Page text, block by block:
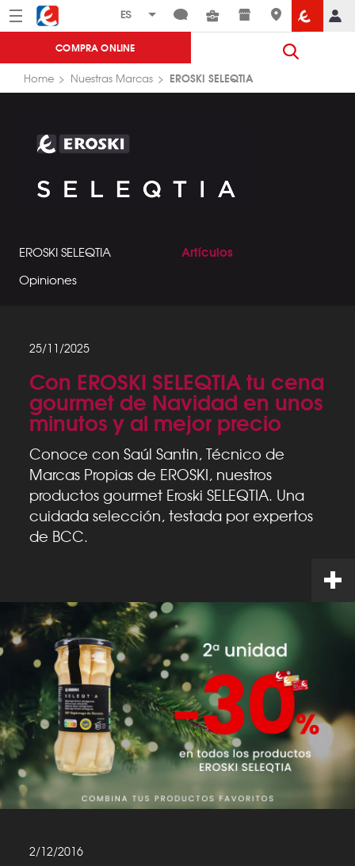
Menú Eroski
COMPRA ONLINE
Home Nuestras Marcas EROSKI SELEQTIA
EROSKI SELEQTIA Artículos
Opiniones
25/11/2025
Con EROSKI SELEQTIA tu cena
gourmet de Navidad en unos
minutos y al mejor precio
Conoce con Saúl Santin, Técnico de
Marcas Propias de EROSKI, nuestros
productos gourmet Eroski SELEQTIA. Una
cuidada selección, testada por expertos
de BCC.
2/12/2016